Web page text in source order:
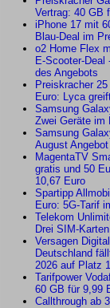
Vertrag: 40 GB
iPhone 17 mit
Blau-Deal im
o2 Home Flex
E-Scooter-Deal
des Angebots
Preiskracher
Euro: Lyca
Samsung
Zwei Geräte im
Samsung
August
MagentaTV
gratis und 50
10,67 Euro
Spartipp
Euro: 5G-Tarif
Telekom
Drei SIM-
Versagen
Deutschland
2026 auf Platz
Tarifpower
60 GB für 9,99
Callthrough ab